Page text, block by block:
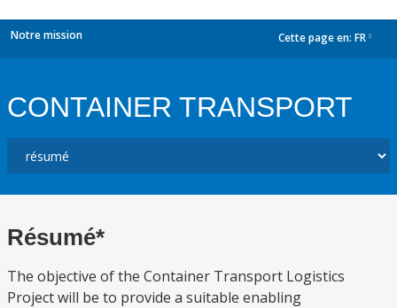
Notre mission Cette page en: FR
CONTAINER TRANSPORT
Résumé*
The objective of the Container Transport Logistics
Project will be to provide a suitable enabling